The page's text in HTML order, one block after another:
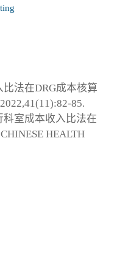
法在DRG成本核算
85.
科室成本收入比法在
HEALTH